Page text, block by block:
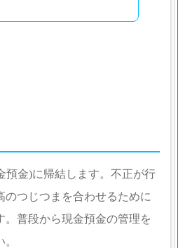
預金)に帰結します。不正が行
のつじつまを合わせるために
。普段から現金預金の管理を